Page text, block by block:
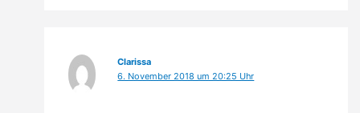
Clarissa
6. November 2018 um 20:25 Uhr